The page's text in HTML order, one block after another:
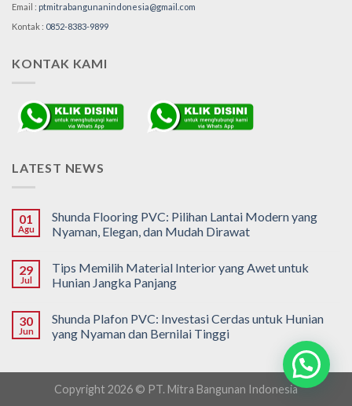
Email : ptmitrabangunanindonesia@gmail.com
Kontak : 0852-8383-9899
KONTAK KAMI
LATEST NEWS
01
Agu
Shunda Flooring PVC: Pilihan Lantai Modern yang
Nyaman, Elegan, dan Mudah Dirawat
29
Jul
Tips Memilih Material Interior yang Awet untuk
Hunian Jangka Panjang
30
Jun
Shunda Plafon PVC: Investasi Cerdas untuk Hunian
yang Nyaman dan Bernilai Tinggi
Copyright 2026 © PT. Mitra Bangunan Indonesia